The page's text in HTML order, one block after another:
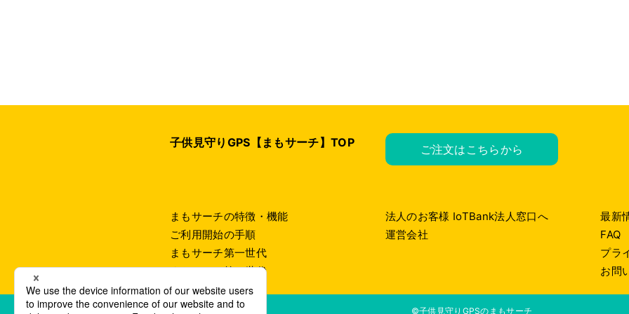
子供見守りGPS【まもサーチ】TOP ご注文はこちらから
まもサーチの特徴・機能
ご利用開始の手順
まもサーチ第一世代
まもサーチ第二世代
法人のお客様 IoTBank法人窓口へ
運営会社
最新
FAQ
プラ
お問
©子供見守りGPSのまもサーチ